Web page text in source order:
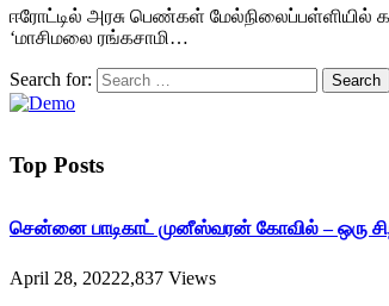
ஈரோட்டில் அரசு பெண்கள் மேல்நிலைப்பள்ளியில்
‘மாசிமலை ரங்கசாமி…
Search for:
Top Posts
சென்னை பாடிகாட் முனீஸ்வரன் கோவில் – ஒரு
April 28, 20222,837 Views